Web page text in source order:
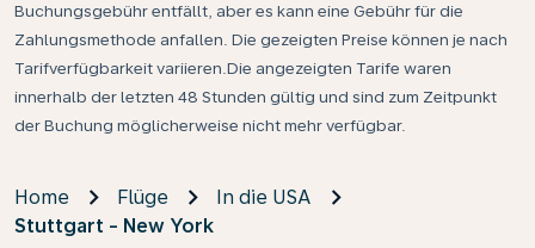
Buchungsgebühr entfällt, aber es kann eine Gebühr für die
Zahlungsmethode anfallen. Die gezeigten Preise können je nach
Tarifverfügbarkeit variieren.Die angezeigten Tarife waren
innerhalb der letzten 48 Stunden gültig und sind zum Zeitpunkt
der Buchung möglicherweise nicht mehr verfügbar.
Home Flüge
In die USA
Stuttgart - New York